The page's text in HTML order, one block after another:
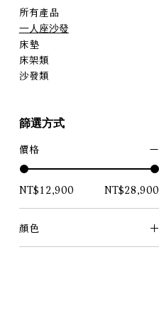
所有產品
一人座沙發
床墊
床架類
沙發類
篩選方式
價格
NT$12,900 NT$28,900
顏色